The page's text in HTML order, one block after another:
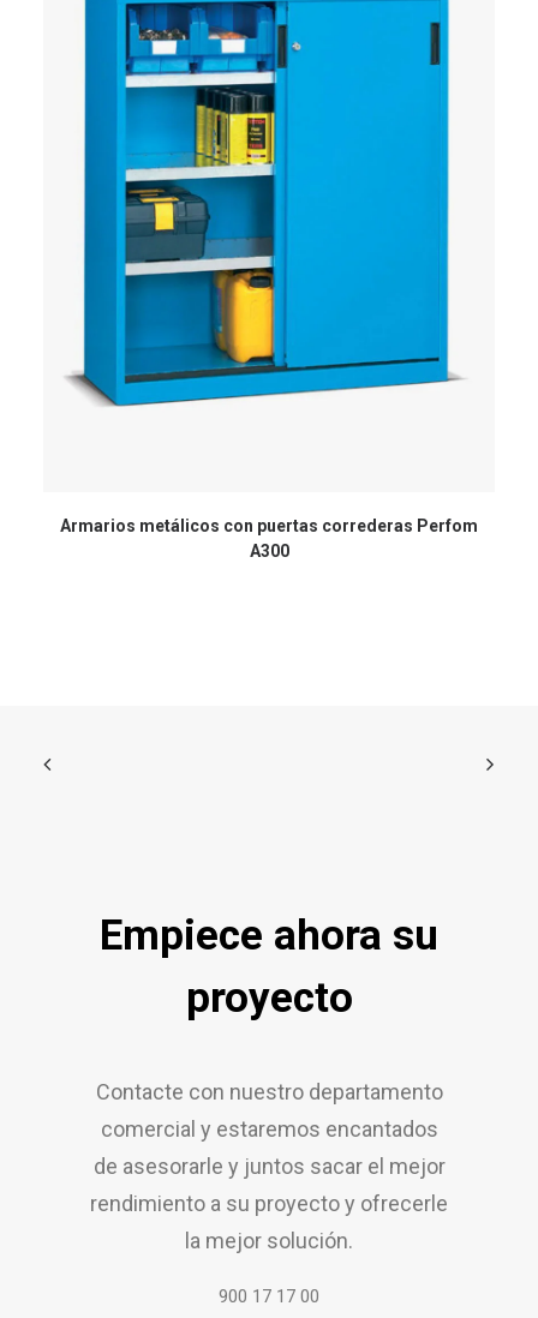
Armarios metálicos con puertas correderas Perfom
A300
Empiece ahora su
proyecto
Contacte con nuestro departamento
comercial y estaremos encantados
de asesorarle y juntos sacar el mejor
rendimiento a su proyecto y ofrecerle
la mejor solución.
900 17 17 00